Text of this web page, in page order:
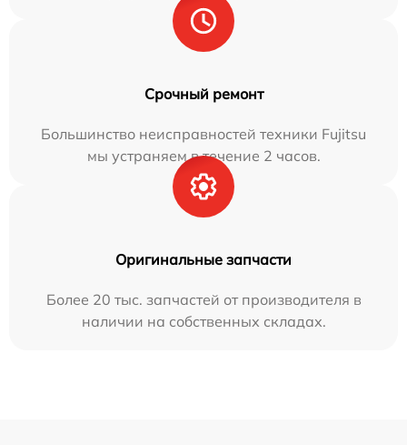
Срочный ремонт
Большинство неисправностей техники Fujitsu
мы устраняем в течение 2 часов.
Оригинальные запчасти
Более 20 тыс. запчастей от производителя в
наличии на собственных складах.